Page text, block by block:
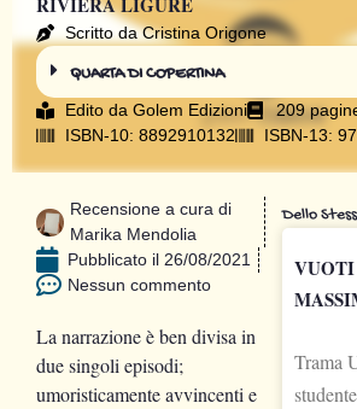
Scritto da Cristina Origone
QUARTA DI COPERTINA
Edito da Golem Edizioni 209
ISBN-10: 8892910132
ISBN-13:
Recensione a cura di
Marika Mendolia
Pubblicato il 26/08/2021
Nessun commento
La narrazione è ben divisa in
due singoli episodi;
umoristicamente avvincenti e
Dello
VUOTI
Trama